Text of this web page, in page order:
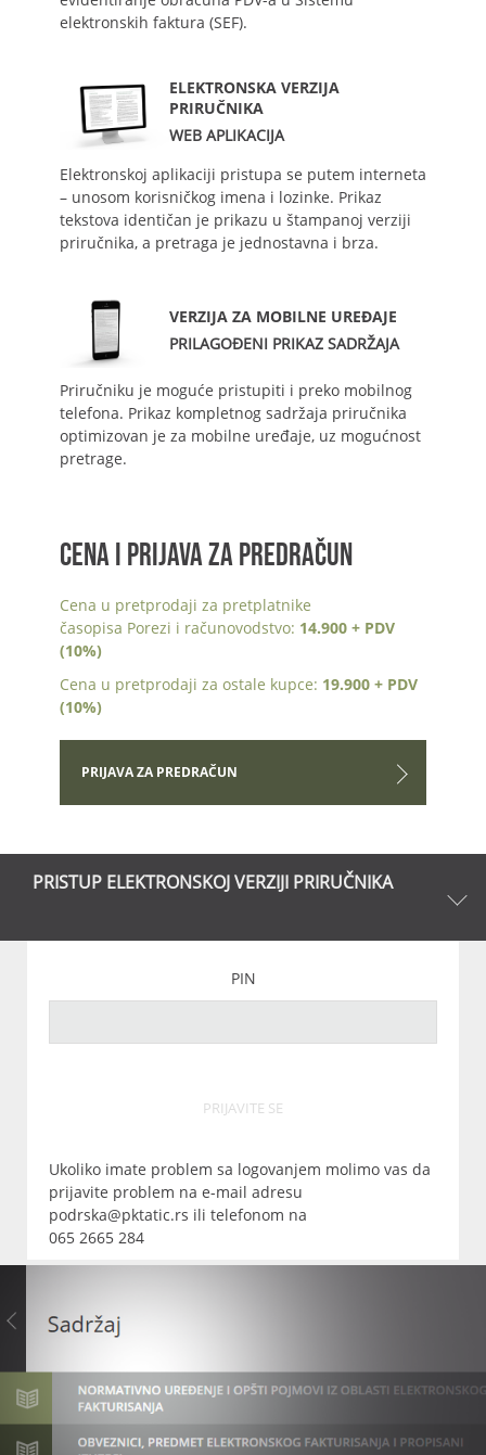
elektronskih faktura (SEF).
ELEKTRONSKA VERZIJA
PRIRUČNIKA
WEB APLIKACIJA
Elektronskoj aplikaciji pristupa se putem interneta
– unosom korisničkog imena i lozinke. Prikaz
tekstova identičan je prikazu u štampanoj verziji
priručnika, a pretraga je jednostavna i brza.
VERZIJA ZA MOBILNE UREĐAJE
PRILAGOĐENI PRIKAZ SADRŽAJA
Priručniku je moguće pristupiti i preko mobilnog
telefona. Prikaz kompletnog sadržaja priručnika
optimizovan je za mobilne uređaje, uz mogućnost
pretrage.
CENA I PRIJAVA ZA PREDRAČUN
Cena u pretprodaji za pretplatnike
časopisa Porezi i računovodstvo: 14.900 + PDV
(10%)
Cena u pretprodaji za ostale kupce: 19.900 + PDV
(10%)
PRIJAVA ZA PREDRAČUN
PRISTUP ELEKTRONSKOJ VERZIJI PRIRUČNIKA
PIN
PRIJAVITE SE
Ukoliko imate problem sa logovanjem molimo vas da
prijavite problem na e-mail adresu
podrska@pktatic.rs ili telefonom na
065 2665 284